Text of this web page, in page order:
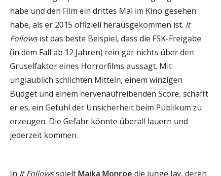
habe und den Film ein drittes Mal im Kino gesehen
habe, als er 2015 offiziell herausgekommen ist. It
Followsist das beste Beispiel, dass die FSK-Freigabe
(in dem Fall ab 12 Jahren) rein gar nichts über den
Gruselfaktor eines Horrorfilms aussagt. Mit
unglaublich schlichten Mitteln, einem winzigen
Budget und einem nervenaufreibenden Score, schafft
er es, ein Gefühl der Unsicherheit beim Publikum zu
erzeugen. Die Gefahr könnte überall lauern und
jederzeit kommen.
In It Followsspielt Maika Monroe die junge Jay, deren